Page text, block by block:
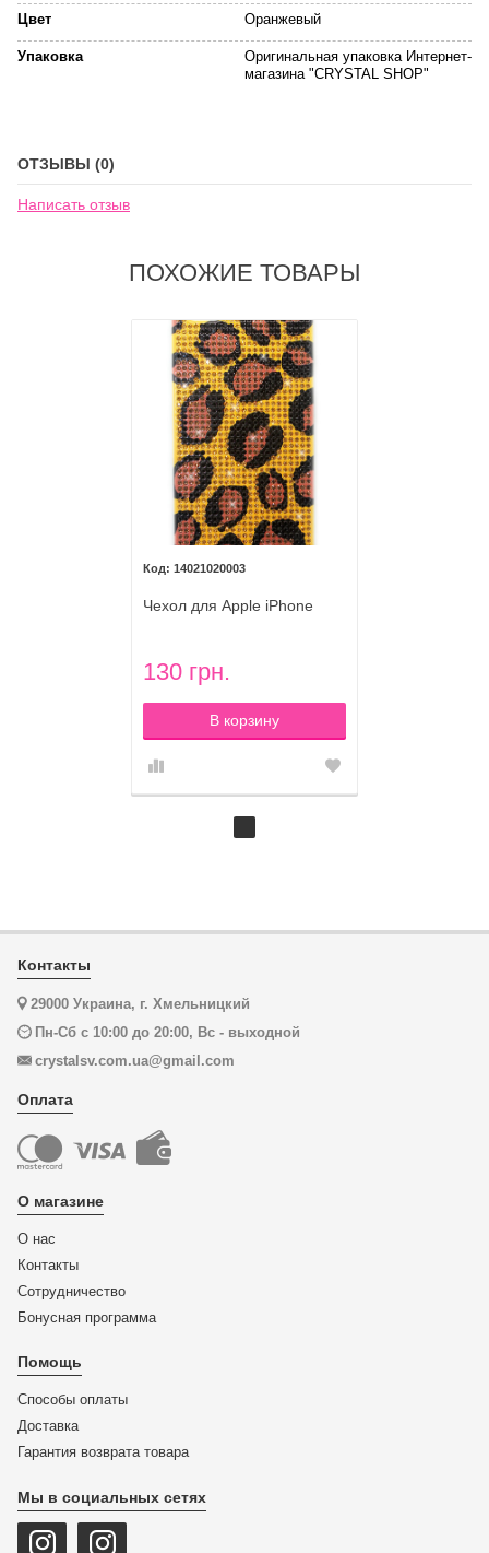
Цвет Оранжевый
Упаковка
Оригинальная упаковка Интернет-
магазина "CRYSTAL SHOP"
ОТЗЫВЫ (0)
Написать отзыв
ПОХОЖИЕ ТОВАРЫ
14021020003
Чехол для Apple iPhone
LEOPARD
130 грн.
В корзину
Контакты
29000 Украина, г. Хмельницкий
Пн-Сб с 10:00 до 20:00, Вс - выходной
crystalsv.com.ua@gmail.com
Оплата
О магазине
О нас
Контакты
Сотрудничество
Бонусная программа
Помощь
Способы оплаты
Доставка
Гарантия возврата товара
Мы в социальных сетях